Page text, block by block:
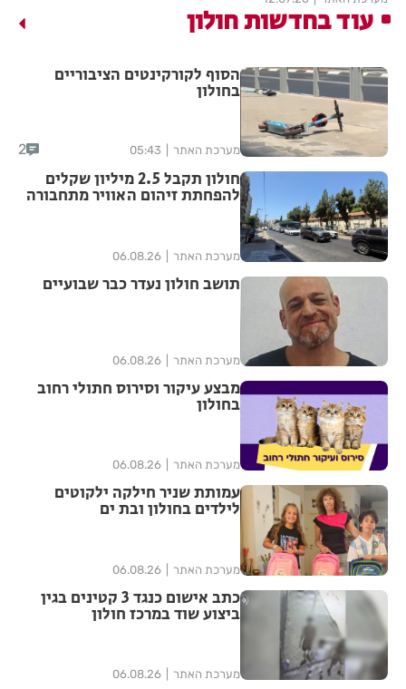
עוד בחדשות חולון
הסוף לקורקינטים הציבוריים
בחולון
מערכת האתר 05:43
2
חולון תקבל 2.5 מיליון שקלים
להפחתת זיהום האוויר מתחבורה
מערכת האתר 06.08.26
תושב חולון נעדר כבר שבועיים
מערכת האתר 06.08.26
מבצע עיקור וסירוס חתולי רחוב
בחולון
מערכת האתר 06.08.26
עמותת שניר חילקה ילקוטים
לילדים בחולון ובת ים
מערכת האתר 06.08.26
כתב אישום כנגד 3 קטינים בגין
ביצוע שוד במרכז חולון
מערכת האתר 06.08.26